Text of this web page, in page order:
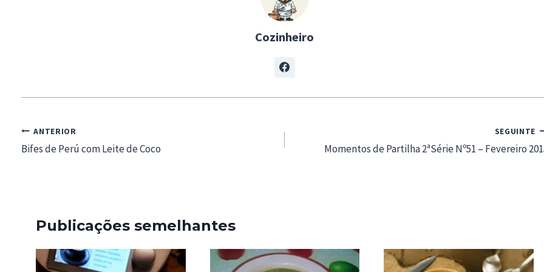
Cozinheiro
Navegação
de
ANTERIOR
Bifes de Perú com Leite de Coco
SEGUINTE
Momentos de Partilha 2ªSérie Nº51 – Fevereiro
Publicações semelhantes